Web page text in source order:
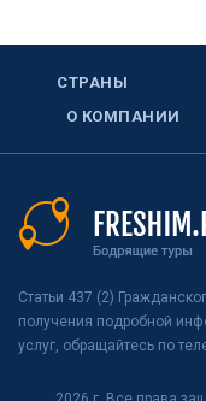
СТРАНЫ
О КОМПАНИИ
Статьи 437 (2)
получения подробной
услуг, обращайтесь по